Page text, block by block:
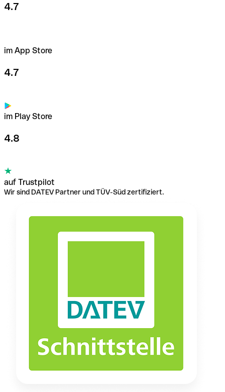
4.7
im App Store
4.7
im Play Store
4.8
auf Trustpilot
Wir sind DATEV Partner und TÜV-Süd zertifiziert.